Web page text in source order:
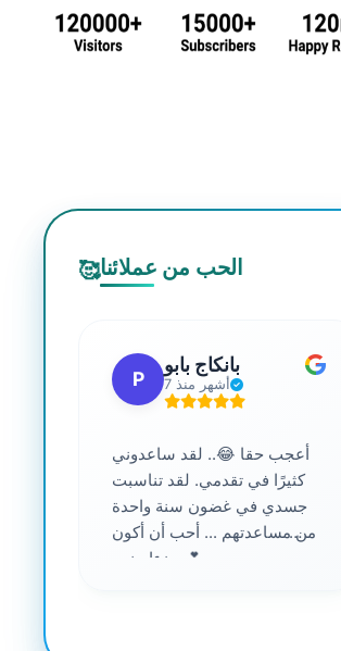
🥰الحب من عملائنا
P
بانكاج بابو
7 أشهر منذ
أعجب حقا 😂.. لقد ساعدوني
كثيرًا في تقدمي. لقد تناسبت
جسدي في غضون سنة واحدة
من مساعدتهم ... أحب أن أكون
جزءا منهم 💕